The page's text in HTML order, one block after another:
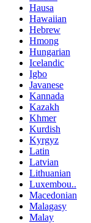
Hausa
Hawaiian
Hebrew
Hmong
Hungarian
Icelandic
Igbo
Javanese
Kannada
Kazakh
Khmer
Kurdish
Kyrgyz
Latin
Latvian
Lithuanian
Luxembou..
Macedonian
Malagasy
Malay